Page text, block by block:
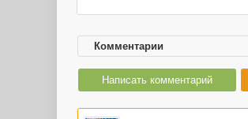
Комментарии
Написать комментарий